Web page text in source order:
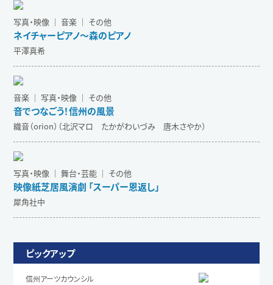
写真・映像 ｜ 音楽 ｜ その他
ネイチャーピアノ〜森のピアノ
平澤真希
音楽 ｜ 写真・映像 ｜ その他
音でつなごう！信州の風景
織音（orion）（北沢マロ たかがわいづみ 唐木さやか）
写真・映像 ｜ 舞台・芸能 ｜ その他
映像紙芝居⾵演劇 「スーパー恩返し」
犀角社中
ピックアップ
信州アーツカウンシル